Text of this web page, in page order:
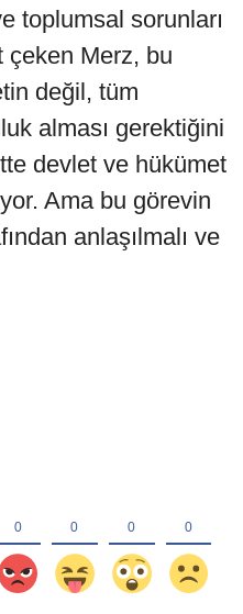
toplumsal sorunları
çeken Merz, bu
değil, tüm
alması gerektiğini
devlet ve hükümet
Ama bu görevin
anlaşılmalı ve